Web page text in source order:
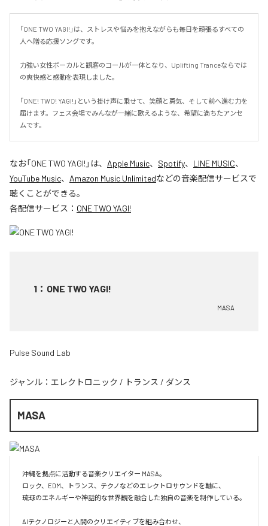
「ONE TWO YAGI!」は、ストレスや悩みを抱えながらも毎日を頑張るすべての
人へ贈る応援ソングです。
力強い女性ボーカルと観客のコールが一体となり、Uplifting Tranceならでは
の爽快感と感動を表現しました。
「ONE! TWO! YAGI!」という掛け声に乗せて、笑顔と勇気、そして前へ進む力を
届けます。フェス会場でみんなが一緒に歌えるような、希望に満ちたアンセ
ムです。
なお「ONE TWO YAGI! 」は、 Apple Music、 Spotify、 LINE MUSIC、
YouTube Music、 Amazon Music Unlimitedなどの音楽配信サービスで
聴くことができる。
各配信サービス： ONE TWO YAGI!
1 ： ONE TWO YAGI!
MASA
Pulse Sound Lab
ジャンル： エレクトロニック / トランス / ダンス
MASA
沖縄を拠点に活動する音楽クリエイター MASA。
ロック、EDM、トランス、テクノなどのエレクトロサウンドを軸に、
琉球のエネルギーや神話的な世界観を融合した独自の音楽を制作している。
AIテクノロジーと人間のクリエイティブを組み合わせ、